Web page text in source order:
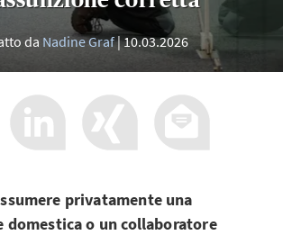
da Nadine Graf 10.03.2026
privatamente una
domestica o un collaboratore